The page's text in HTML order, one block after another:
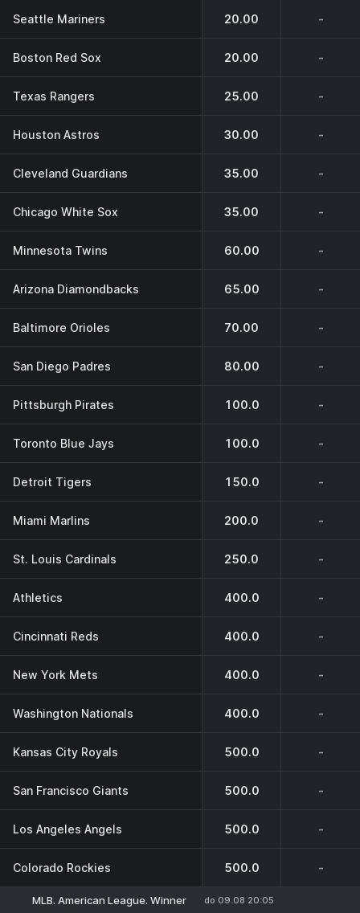
Seattle Mariners 20.00 -
Boston Red Sox 20.00 -
Texas Rangers 25.00 -
Houston Astros 30.00 -
Cleveland Guardians 35.00 -
Chicago White Sox 35.00 -
Minnesota Twins 60.00 -
Arizona Diamondbacks 65.00 -
Baltimore Orioles 70.00 -
San Diego Padres 80.00 -
Pittsburgh Pirates 100.0 -
Toronto Blue Jays 100.0 -
Detroit Tigers 150.0 -
Miami Marlins 200.0 -
St. Louis Cardinals 250.0 -
Athletics 400.0 -
Cincinnati Reds 400.0 -
New York Mets 400.0 -
Washington Nationals 400.0 -
Kansas City Royals 500.0 -
San Francisco Giants 500.0 -
Los Angeles Angels 500.0 -
Colorado Rockies 500.0 -
MLB. American League. Winner do 09.08 20:05